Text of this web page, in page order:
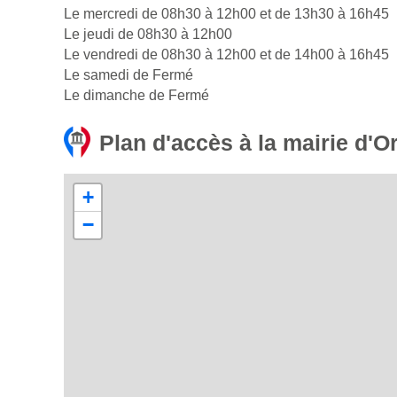
Le mercredi de 08h30 à 12h00 et de 13h30 à 16h45
Le jeudi de 08h30 à 12h00
Le vendredi de 08h30 à 12h00 et de 14h00 à 16h45
Le samedi de Fermé
Le dimanche de Fermé
Plan d'accès à la mairie
+
−